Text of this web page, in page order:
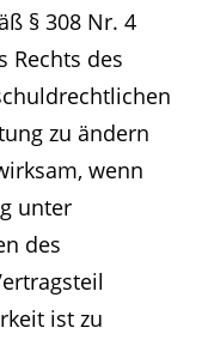
§ 308 Nr. 4
Rechts des
zu ändern
wenn
unter
des
ist zu